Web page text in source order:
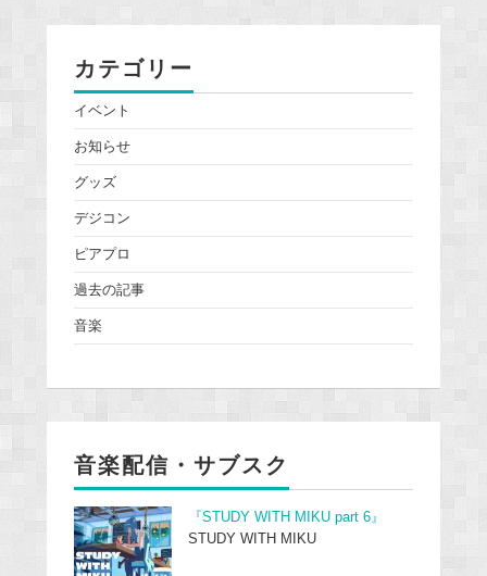
カテゴリー
イベント
お知らせ
グッズ
デジコン
ピアプロ
過去の記事
音楽
音楽配信・サブスク
『STUDY WITH MIKU part 6』
STUDY WITH MIKU